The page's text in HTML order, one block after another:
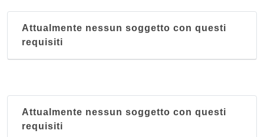
Attualmente nessun soggetto con questi
requisiti
Attualmente nessun soggetto con questi
requisiti